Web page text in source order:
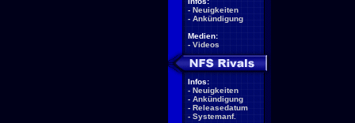
- Neuigkeiten
- Ankündigung
Medien:
- Videos
Infos:
- Neuigkeiten
- Ankündigung
- Releasedatum
- Systemanf.